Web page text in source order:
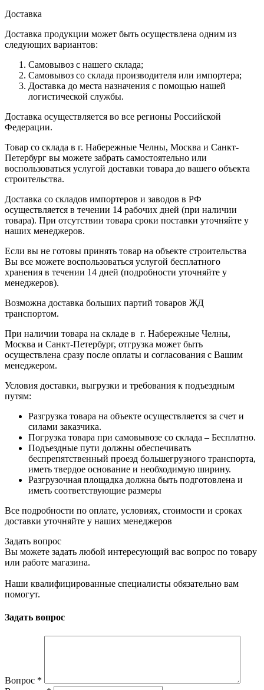
Доставка
Доставка продукции может быть осуществлена одним из
следующих вариантов:
Самовывоз с нашего склада;
Самовывоз со склада производителя или импортера;
Доставка до места назначения с помощью нашей
логистической службы.
Доставка осуществляется во все регионы Российской
Федерации.
Товар со склада в г. Набережные Челны, Москва и Санкт-
Петербург вы можете забрать самостоятельно или
воспользоваться услугой доставки товара до вашего объекта
строительства.
Доставка со складов импортеров и заводов в РФ
осуществляется в течении 14 рабочих дней (при наличии
товара). При отсутствии товара сроки поставки уточняйте у
наших менеджеров.
Если вы не готовы принять товар на объекте строительства
Вы все можете воспользоваться услугой бесплатного
хранения в течении 14 дней (подробности уточняйте у
менеджеров).
Возможна доставка больших партий товаров ЖД
транспортом.
При наличии товара на складе в г. Набережные Челны,
Москва и Санкт-Петербург, отгрузка может быть
осуществлена сразу после оплаты и согласования с Вашим
менеджером.
Условия доставки, выгрузки и требования к подъездным
путям:
Разгрузка товара на объекте осуществляется за счет и
силами заказчика.
Погрузка товара при самовывозе со склада – Бесплатно.
Подъездные пути должны обеспечивать
беспрепятственный проезд большегрузного транспорта,
иметь твердое основание и необходимую ширину.
Разгрузочная площадка должна быть подготовлена и
иметь соответствующие размеры
Все подробности по оплате, условиях, стоимости и сроках
доставки уточняйте у наших менеджеров
Задать вопрос
Вы можете задать любой интересующий вас вопрос по товару
или работе магазина.
Наши квалифицированные специалисты обязательно вам
помогут.
Задать вопрос
Вопрос *